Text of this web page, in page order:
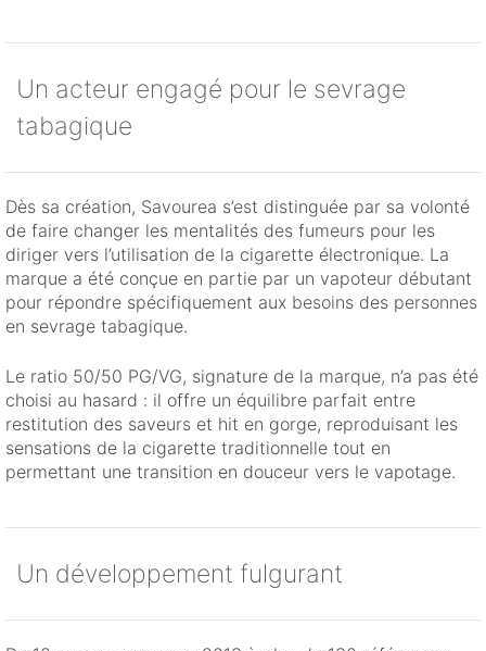
Un acteur engagé pour le sevrage
tabagique
Dès sa création, Savourea s’est distinguée par sa volonté
de faire changer les mentalités des fumeurs pour les
diriger vers l’utilisation de la cigarette électronique. La
marque a été conçue en partie par un vapoteur débutant
pour répondre spécifiquement aux besoins des personnes
en sevrage tabagique.
Le ratio 50/50 PG/VG, signature de la marque, n’a pas été
choisi au hasard : il offre un équilibre parfait entre
restitution des saveurs et hit en gorge, reproduisant les
sensations de la cigarette traditionnelle tout en
permettant une transition en douceur vers le vapotage.
Un développement fulgurant